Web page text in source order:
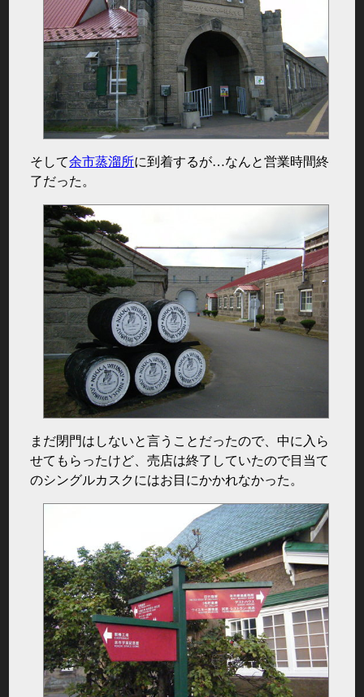
そして余市蒸溜所に到着するが…なんと営業時間終
了だった。
まだ閉門はしないと言うことだったので、中に入ら
せてもらったけど、売店は終了していたので目当て
のシングルカスクにはお目にかかれなかった。